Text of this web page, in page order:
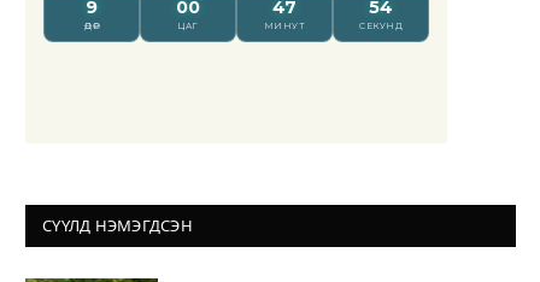
СҮҮЛД НЭМЭГДСЭН